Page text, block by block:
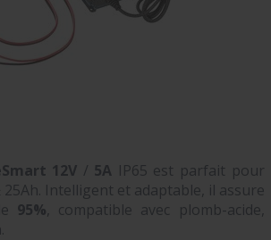
12V / 5A IP65 est parfait pour
25Ah. Intelligent et adaptable, il assure
95% , compatible avec plomb-acide,